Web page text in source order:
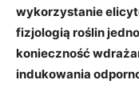
wykorzystanie
fizjologią roślin
konieczność
indukowania